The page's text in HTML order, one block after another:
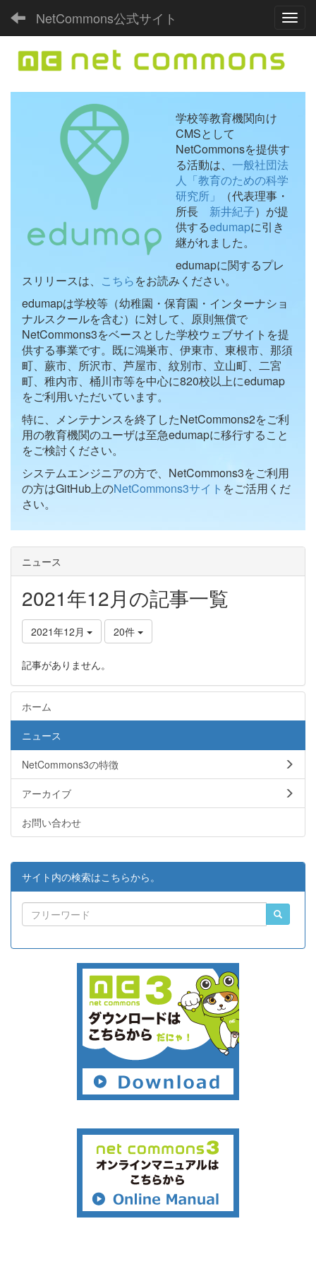
NetCommons公式サイト
学校等教育機関向け
CMSとして
NetCommonsを提供す
る活動は、 一般社団法
人「教育のための科学
研究所」
（代表理事・
所長 新井紀子）が提
供するedumapに引き
継がれました。
edumapに関するプレ
スリリースは、 こちらをお読みください。
edumapは学校等（幼稚園・保育園・インターナショ
ナルスクールを含む）に対して、原則無償で
NetCommons3をベースとした学校ウェブサイトを提
供する事業です。既に鴻巣市、伊東市、東根市、那須
町、蕨市、所沢市、芦屋市、紋別市、立山町、二宮
町、稚内市、桶川市等を中心に820校以上にedumap
をご利用いただいています。
特に、メンテナンスを終了したNetCommons2をご利
用の教育機関のユーザは至急edumapに移行すること
をご検討ください。
システムエンジニアの方で、NetCommons3をご利用
の方はGitHub上のNetCommons3サイト をご活用くだ
さい。
ニュース
2021年12月の記事一覧
2021年12月 20件
記事がありません。
ホーム
ニュース
NetCommons3の特徴
アーカイブ
お問い合わせ
サイト内の検索はこちらから。